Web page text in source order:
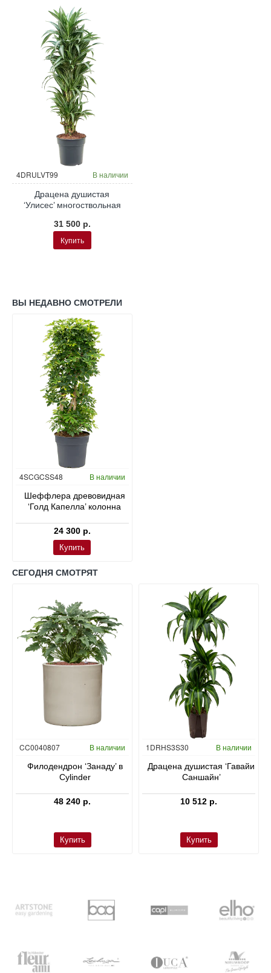
4DRULVT99 В наличии
Драцена душистая
‘Улисес’ многоствольная
31 500 р.
Купить
ВЫ НЕДАВНО СМОТРЕЛИ
4SCGCSS48 В наличии
Шеффлера древовидная
‘Голд Капелла’ колонна
24 300 р.
Купить
СЕГОДНЯ СМОТРЯТ
CC0040807 В наличии
Филодендрон ‘Занаду’ в
Cylinder
48 240 р.
Купить
Гидропоника
1DRHS3S30 В наличии
Драцена душистая ‘Гавайи
Саншайн’
10 512 р.
Купить